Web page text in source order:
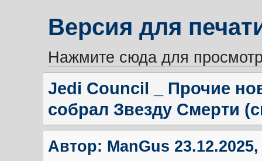
Версия для
Нажмите сюда для
Jedi Council _ Прочие
собрал Звезду Смерти
Автор: ManGus